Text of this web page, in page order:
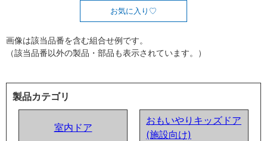
お気に入り
画像は該当品番を含む組合せ例です。
（該当品番以外の製品・部品も表示されています。）
製品カテゴリ
室内ドア
おもいやりキッズドア
(施設向け)